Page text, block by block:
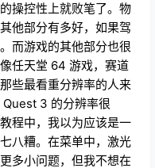
操控性上就败笔了。物
他部分有多好，如果驾
而游戏的其他部分也很
任天堂 64 游戏，赛道
些最看重分辨率的人来
3 的分辨率很
程中，我以为应该是一
八糟。在菜单中，激光
多小问题，但我不想在